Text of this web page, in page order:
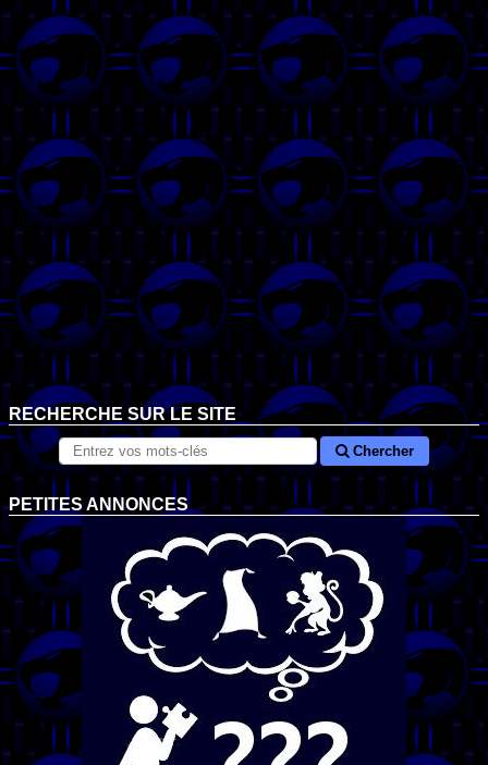
RECHERCHE SUR LE SITE
Chercher
PETITES ANNONCES